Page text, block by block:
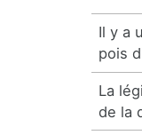
Il y a
pois
La
de la